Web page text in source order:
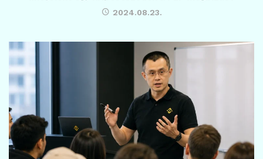
2024.08.23.